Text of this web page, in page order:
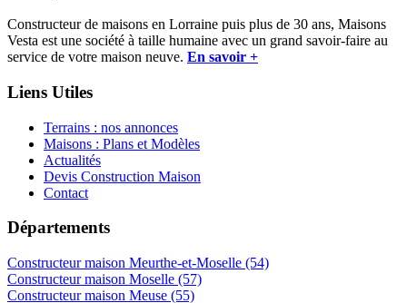
Constructeur de maisons en Lorraine puis plus de 30 ans, Maisons
Vesta est une société à taille humaine avec un grand savoir-faire au
service de votre maison neuve. En savoir +
Liens Utiles
Terrains : nos annonces
Maisons : Plans et Modèles
Actualités
Devis Construction Maison
Contact
Départements
Constructeur maison Meurthe-et-Moselle (54)
Constructeur maison Moselle (57)
Constructeur maison Meuse (55)